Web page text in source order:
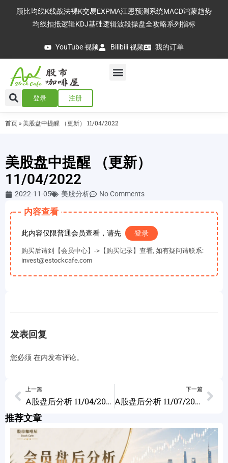
顾比均线K线战法裸K交易EXPMA江恩预测系统MACD鸿蒙趋势
均线扣抵逻辑KDJ基础逻辑波段操盘全攻略系列指标
YouTube 视频 Bilibili 视频 我的订单
登录 注册
首页 » 美股盘中提醒 （更新） 11/04/2022
美股盘中提醒 （更新）
11/04/2022
2022-11-05 美股分析 No Comments
内容查看
此内容仅限普通会员查看，请先 登录
购买后请到【会员中心】->【购买记录】查看, 如有疑问请联系:
invest@estockcafe.com
发表回复
您必须 在内发布评论。
上一篇
A股盘后分析 11/04/2022
下一篇
A股盘后分析 11/07/2022
推荐文章